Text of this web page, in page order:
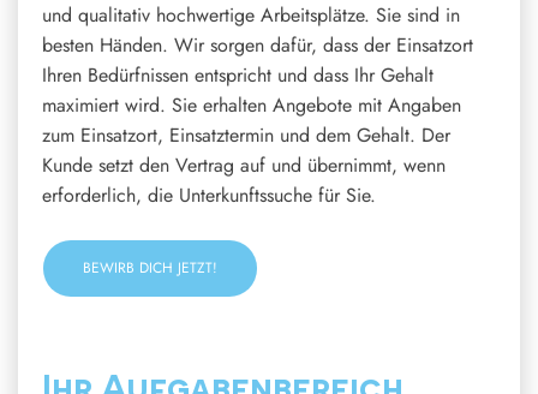
und qualitativ hochwertige Arbeitsplätze. Sie sind in
besten Händen. Wir sorgen dafür, dass der Einsatzort
Ihren Bedürfnissen entspricht und dass Ihr Gehalt
maximiert wird. Sie erhalten Angebote mit Angaben
zum Einsatzort, Einsatztermin und dem Gehalt. Der
Kunde setzt den Vertrag auf und übernimmt, wenn
erforderlich, die Unterkunftssuche für Sie.
BEWIRB DICH JETZT!
Ihr Aufgabenbereich